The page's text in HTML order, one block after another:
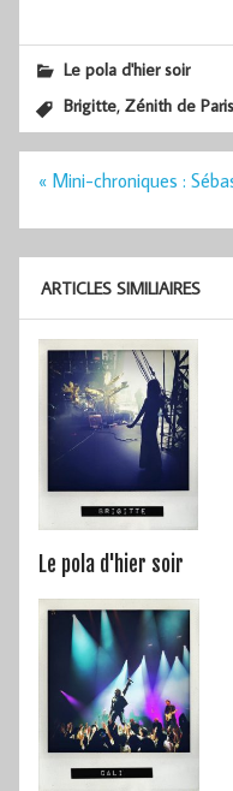
Le pola d'hier soir
Brigitte,Zénith de Paris
Navigation
« Mini-chroniques :
ARTICLES SIMILIAIRES
Le pola d'hier soir